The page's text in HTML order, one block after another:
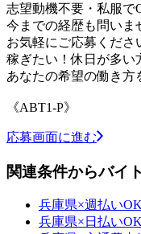
志望動機不要・私服で
今までの経歴も問いま
お気軽にご応募くださ
稼ぎたい！休日が多い
あなたの希望の働き方
《ABT1-P》
応募画面に進む
関連条件からバイ
兵庫県×週払いOK
兵庫県×日払いOK